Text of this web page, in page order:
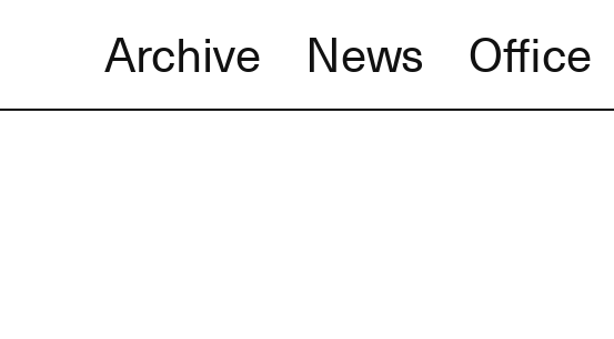
Archive News Office